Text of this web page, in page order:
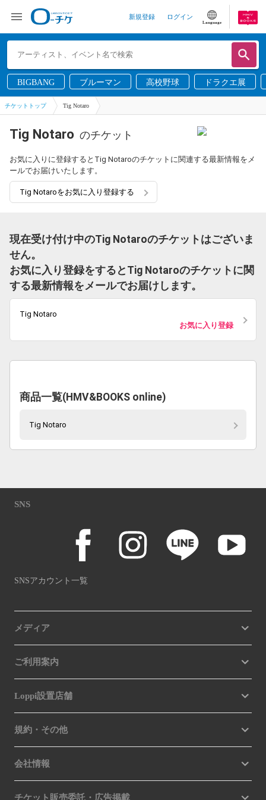
新規登録 ログイン
Language
BIGBANG ブルーマン 高校野球 ドラクエ展
チケットトップ Tig Notaro
Tig Notaro のチケット
お気に入りに登録するとTig Notaroのチケットに関連する最新情報をメ
ールでお届けいたします。
Tig Notaroをお気に入り登録する
現在受け付け中のTig Notaroのチケットはございま
せん。
お気に入り登録をするとTig Notaroのチケットに関
する最新情報をメールでお届けします。
Tig Notaro
お気に入り登録
商品一覧(HMV&BOOKS online)
Tig Notaro
SNS
SNSアカウント一覧
メディア
ご利用案内
Loppi設置店舗
規約・その他
会社情報
チケット販売委託・広告掲載